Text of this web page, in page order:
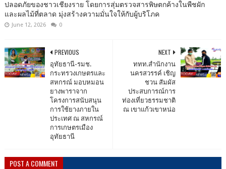
ปลอดภัยของชาวเชียงราย โดยการสุ่มตรวจสารพิษตกค้างในพืชผัก
และผลไม้ที่ตลาด มุ่งสร้างความมั่นใจให้กับผู้บริโภค
June 12, 2026 0
NEXT
ททท.สำนักงาน
นครสวรรค์​ เชิญ
ชวน สัมผัส
ประสบการณ์การ
ท่องเที่ยวธรรมชาติ
ณ เขาแก้วเขาหน่อ
PREVIOUS
อุทัยธานี-รมช.
กระทรวงเกษตรและ
สหกรณ์ มอบหมอน
ยางพาราจาก
โครงการสนับสนุน
การใช้ยางภายใน
ประเทศ ณ สหกรณ์
การเกษตรเมือง
อุทัยธานี
POST A COMMENT